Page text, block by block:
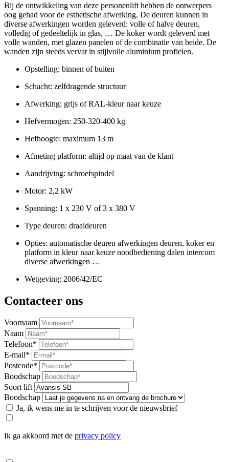
Bij de ontwikkeling van deze personenlift hebben de ontwerpers
oog gehad voor de esthetische afwerking. De deuren kunnen in
diverse afwerkingen worden geleverd: volle of halve deuren,
volledig of gedeeltelijk in glas, … De koker wordt geleverd met
volle wanden, met glazen panelen of de combinatie van beide. De
wanden zijn steeds vervat in stijlvolle aluminium profielen.
Opstelling: binnen of buiten
Schacht: zelfdragende structuur
Afwerking: grijs of RAL-kleur naar keuze
Hefvermogen: 250-320-400 kg
Hefhoogte: maximum 13 m
Afmeting platform: altijd op maat van de klant
Aandrijving: schroefspindel
Motor: 2,2 kW
Spanning: 1 x 230 V of 3 x 380 V
Type deuren: draaideuren
Opties: automatische deuren afwerkingen deuren, koker en
platform in kleur naar keuze noodbediening dalen intercom
diverse afwerkingen …
Wetgeving: 2006/42/EC
Contacteer ons
Voornaam
Naam
Telefoon*
E-mail*
Postcode*
Boodschap
Soort lift
Boodschap
Ja, ik wens me in te schrijven voor de nieuwsbrief
Ik ga akkoord met de privacy policy